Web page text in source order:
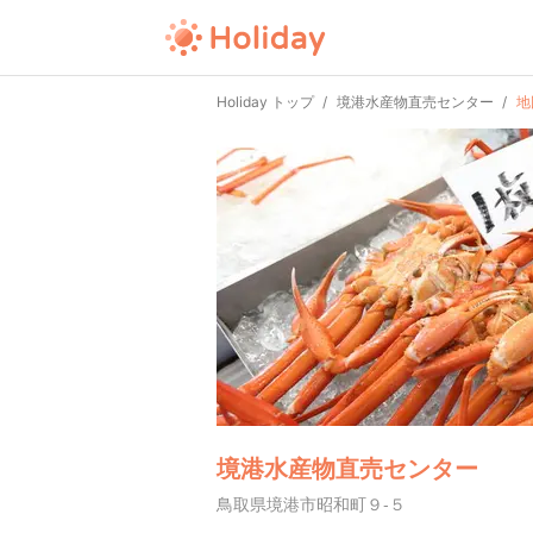
Holiday トップ 境港水産物直売センター 地
境港水産物直売センター
鳥取県境港市昭和町９-５